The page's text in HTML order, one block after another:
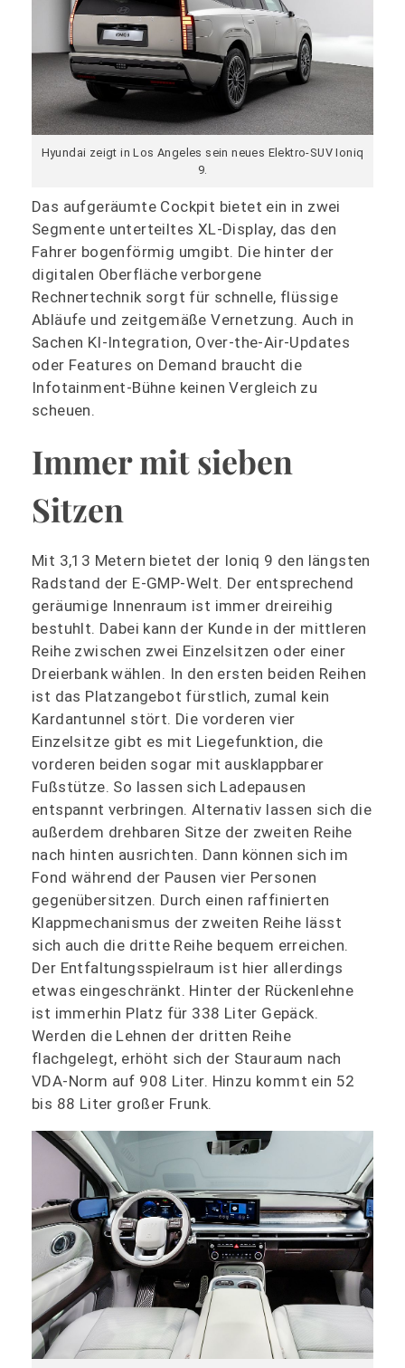
Hyundai zeigt in Los Angeles sein neues Elektro-SUV Ioniq
9.
Das aufgeräumte Cockpit bietet ein in zwei
Segmente unterteiltes XL-Display, das den
Fahrer bogenförmig umgibt. Die hinter der
digitalen Oberfläche verborgene
Rechnertechnik sorgt für schnelle, flüssige
Abläufe und zeitgemäße Vernetzung. Auch in
Sachen KI-Integration, Over-the-Air-Updates
oder Features on Demand braucht die
Infotainment-Bühne keinen Vergleich zu
scheuen.
Immer mit sieben
Sitzen
Mit 3,13 Metern bietet der Ioniq 9 den längsten
Radstand der E-GMP-Welt. Der entsprechend
geräumige Innenraum ist immer dreireihig
bestuhlt. Dabei kann der Kunde in der mittleren
Reihe zwischen zwei Einzelsitzen oder einer
Dreierbank wählen. In den ersten beiden Reihen
ist das Platzangebot fürstlich, zumal kein
Kardantunnel stört. Die vorderen vier
Einzelsitze gibt es mit Liegefunktion, die
vorderen beiden sogar mit ausklappbarer
Fußstütze. So lassen sich Ladepausen
entspannt verbringen. Alternativ lassen sich die
außerdem drehbaren Sitze der zweiten Reihe
nach hinten ausrichten. Dann können sich im
Fond während der Pausen vier Personen
gegenübersitzen. Durch einen raffinierten
Klappmechanismus der zweiten Reihe lässt
sich auch die dritte Reihe bequem erreichen.
Der Entfaltungsspielraum ist hier allerdings
etwas eingeschränkt. Hinter der Rückenlehne
ist immerhin Platz für 338 Liter Gepäck.
Werden die Lehnen der dritten Reihe
flachgelegt, erhöht sich der Stauraum nach
VDA-Norm auf 908 Liter. Hinzu kommt ein 52
bis 88 Liter großer Frunk.